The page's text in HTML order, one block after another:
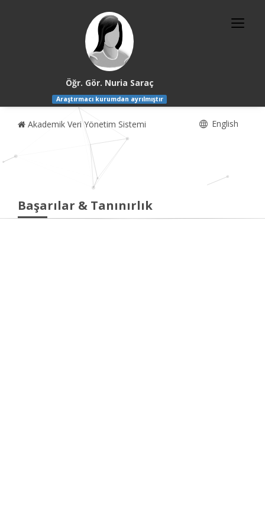
Öğr. Gör. Nuria Saraç
Araştırmacı kurumdan ayrılmıştır
Akademik Veri Yönetim Sistemi English
Başarılar & Tanınırlık